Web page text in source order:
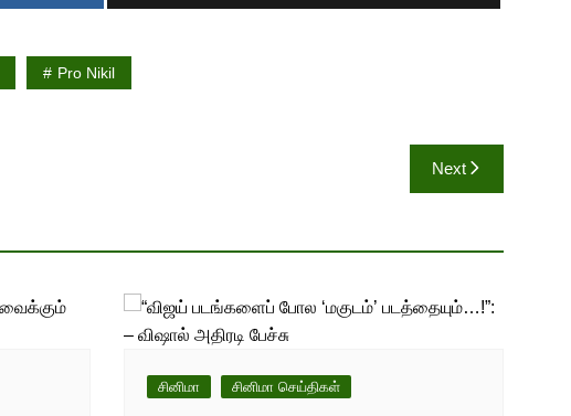
Pro Nikil
Next
சினிமா சினிமா செய்திகள்